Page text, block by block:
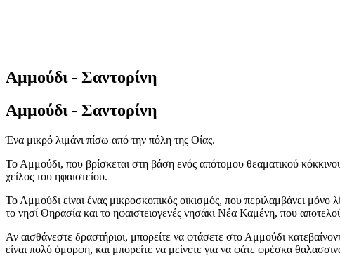
Αμμούδι - Σαντορίνη
Αμμούδι - Σαντορίνη
Ένα μικρό λιμάνι πίσω από την πόλη της Οίας.
Το Αμμούδι, που βρίσκεται στη βάση ενός απότομου θεαματικού
χείλος του ηφαιστείου.
Το Αμμούδι είναι ένας μικροσκοπικός οικισμός, που περιλαμβάνει
το νησί Θηρασία και το ηφαιστειογενές νησάκι Νέα Καμένη, που
Αν αισθάνεστε δραστήριοι, μπορείτε να φτάσετε στο Αμμούδι
είναι πολύ όμορφη, και μπορείτε να μείνετε για να φάτε φρέσκα